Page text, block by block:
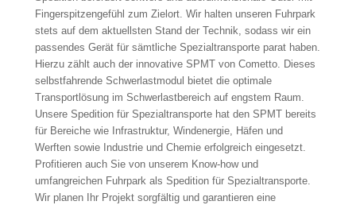
Fingerspitzengefühl zum Zielort. Wir halten unseren Fuhrpark
stets auf dem aktuellsten Stand der Technik, sodass wir ein
passendes Gerät für sämtliche Spezialtransporte parat haben.
Hierzu zählt auch der innovative SPMT von Cometto. Dieses
selbstfahrende Schwerlastmodul bietet die optimale
Transportlösung im Schwerlastbereich auf engstem Raum.
Unsere Spedition für Spezialtransporte hat den SPMT bereits
für Bereiche wie Infrastruktur, Windenergie, Häfen und
Werften sowie Industrie und Chemie erfolgreich eingesetzt.
Profitieren auch Sie von unserem Know-how und
umfangreichen Fuhrpark als Spedition für Spezialtransporte.
Wir planen Ihr Projekt sorgfältig und garantieren eine